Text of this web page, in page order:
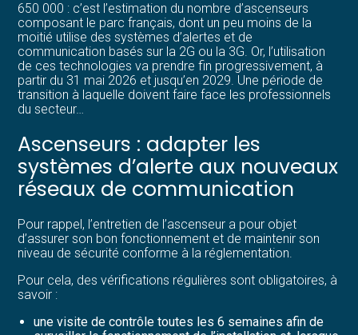
Structurer votre croissance
Être prêt pour la facturation
électronique
650 000 : c’est l’estimation du nombre d’ascenseurs
composant le parc français, dont un peu moins de la
moitié utilise des systèmes d’alertes et de
communication basés sur la 2G ou la 3G. Or, l’utilisation
de ces technologies va prendre fin progressivement, à
partir du 31 mai 2026 et jusqu’en 2029. Une période de
transition à laquelle doivent faire face les professionnels
du secteur…
Ascenseurs : adapter les
systèmes d’alerte aux nouveaux
réseaux de communication
Pour rappel, l’entretien de l’ascenseur a pour objet
d’assurer son bon fonctionnement et de maintenir son
niveau de sécurité conforme à la réglementation.
Pour cela, des vérifications régulières sont obligatoires, à
savoir :
une visite de contrôle toutes les 6 semaines afin de